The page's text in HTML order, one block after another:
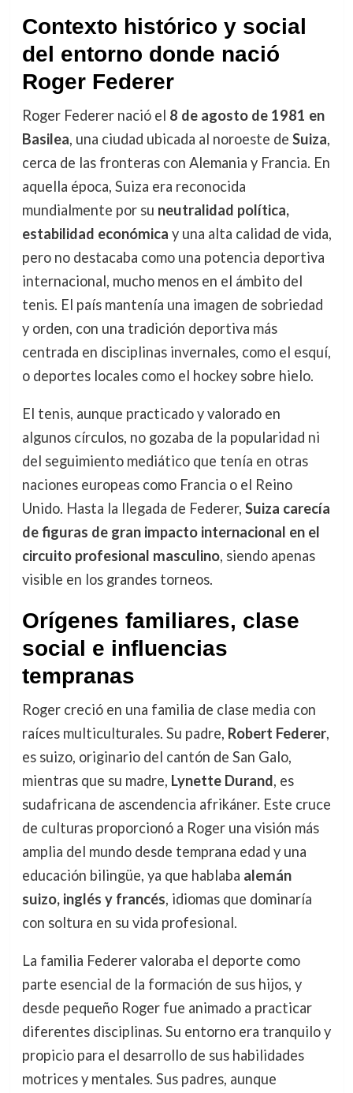
Contexto histórico y social
del entorno donde nació
Roger Federer
Roger Federer nació el 8 de agosto de 1981 en
Basilea, una ciudad ubicada al noroeste de Suiza,
cerca de las fronteras con Alemania y Francia. En
aquella época, Suiza era reconocida
mundialmente por su neutralidad política,
estabilidad económica y una alta calidad de vida,
pero no destacaba como una potencia deportiva
internacional, mucho menos en el ámbito del
tenis. El país mantenía una imagen de sobriedad
y orden, con una tradición deportiva más
centrada en disciplinas invernales, como el esquí,
o deportes locales como el hockey sobre hielo.
El tenis, aunque practicado y valorado en
algunos círculos, no gozaba de la popularidad ni
del seguimiento mediático que tenía en otras
naciones europeas como Francia o el Reino
Unido. Hasta la llegada de Federer, Suiza carecía
de figuras de gran impacto internacional en el
circuito profesional masculino, siendo apenas
visible en los grandes torneos.
Orígenes familiares, clase
social e influencias
tempranas
Roger creció en una familia de clase media con
raíces multiculturales. Su padre, Robert Federer,
es suizo, originario del cantón de San Galo,
mientras que su madre, Lynette Durand, es
sudafricana de ascendencia afrikáner. Este cruce
de culturas proporcionó a Roger una visión más
amplia del mundo desde temprana edad y una
educación bilingüe, ya que hablaba alemán
suizo, inglés y francés, idiomas que dominaría
con soltura en su vida profesional.
La familia Federer valoraba el deporte como
parte esencial de la formación de sus hijos, y
desde pequeño Roger fue animado a practicar
diferentes disciplinas. Su entorno era tranquilo y
propicio para el desarrollo de sus habilidades
motrices y mentales. Sus padres, aunque